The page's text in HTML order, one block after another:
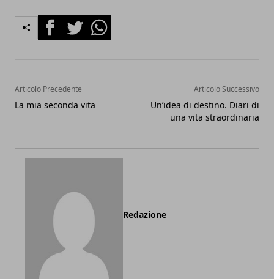
FacebookTwitterWhatsapp
Articolo Precedente
La mia seconda vita
Articolo Successivo
Un’idea di destino. Diari di
una vita straordinaria
Redazione